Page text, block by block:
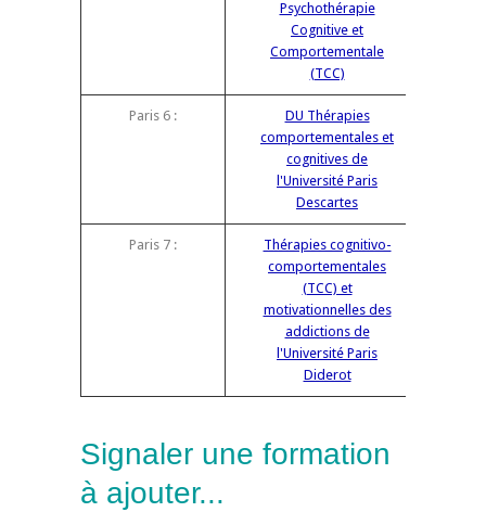
Psychothérapie
Cognitive et
Comportementale
(TCC)
Paris 6 :
DU Thérapies
comportementales et
cognitives de
l'Université Paris
Descartes
Paris 7 :
Thérapies cognitivo-
comportementales
(TCC) et
motivationnelles des
addictions de
l'Université Paris
Diderot
Signaler une formation
à ajouter...